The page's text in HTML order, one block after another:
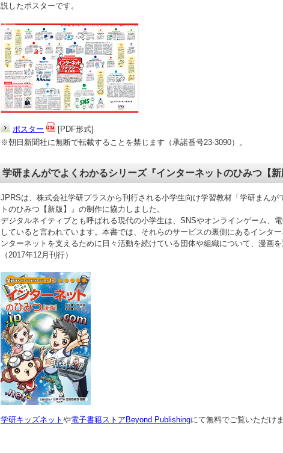
説したポスターです。
ポスター
[PDF形式]
※朝日新聞社に無断で転載することを禁じます（承諾番号23-3090）。
学研まんがでよくわかるシリーズ『インターネットのひみつ【新
JPRSは、株式会社学研プラスから刊行される小学生向け学習教材「学研まんが
トのひみつ【新版】』の制作に協力しました。
デジタルネイティブとも呼ばれる現代の小学生は、SNSやオンラインゲーム、
していると言われています。本書では、それらのサービスの裏側にあるインタ
ンターネットを支えるために日々活動を続けている団体や組織について、漫画
（2017年12月刊行）
学研キッズネット や電子書籍ストアBeyond Publishingにて無料でご覧いただけま